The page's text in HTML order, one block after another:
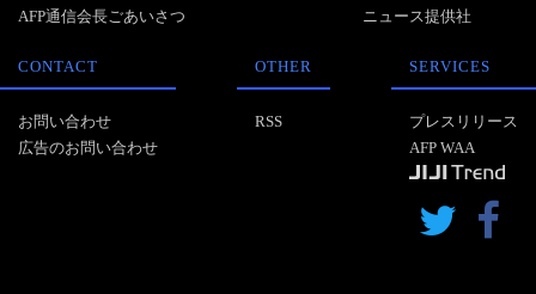
AFP通信会長ごあいさつ
ニュース提供社
CONTACT
お問い合わせ
広告のお問い合わせ
OTHER
RSS
SERVICES
プレスリリース
AFP WAA